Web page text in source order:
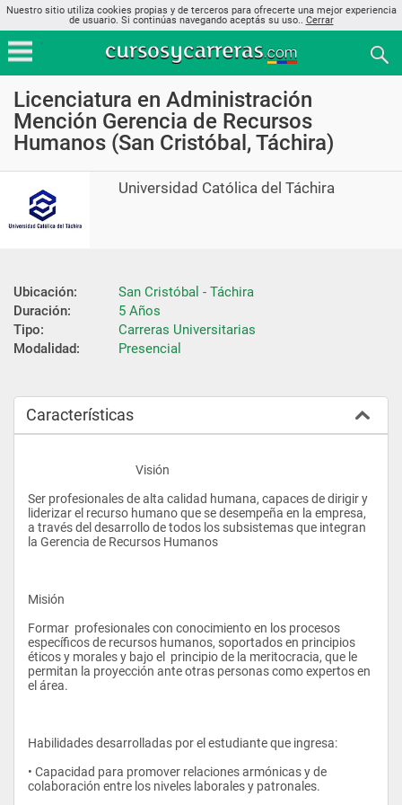
Nuestro sitio utiliza cookies propias y de terceros para ofrecerte una mejor experiencia
de usuario. Si continúas navegando aceptás su uso.. Cerrar
Licenciatura en Administración
Mención Gerencia de Recursos
Humanos (San Cristóbal, Táchira)
Universidad Católica del Táchira
Ubicación:
San Cristóbal - Táchira
Duración:
5 Años
Tipo:
Carreras Universitarias
Modalidad:
Presencial
Características
					Visión
Ser profesionales de alta calidad humana, capaces de dirigir y
liderizar el recurso humano que se desempeña en la empresa,
a través del desarrollo de todos los subsistemas que integran
la Gerencia de Recursos Humanos
Misión
Formar  profesionales con conocimiento en los procesos
específicos de recursos humanos, soportados en principios
éticos y morales y bajo el  principio de la meritocracia, que le
permitan la proyección ante otras personas como expertos en
el área.
Habilidades desarrolladas por el estudiante que ingresa:
• Capacidad para promover relaciones armónicas y de
colaboración entre los niveles laborales y patronales.